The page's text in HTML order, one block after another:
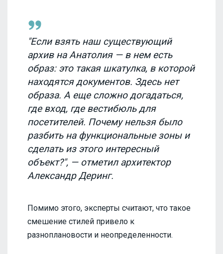
"Если взять наш существующий
архив на Анатолия — в нем есть
образ: это такая шкатулка, в которой
находятся документов. Здесь нет
образа. А еще сложно догадаться,
где вход, где вестибюль для
посетителей. Почему нельзя было
разбить на функциональные зоны и
сделать из этого интересный
объект?", — отметил архитектор
Александр Деринг.
Помимо этого, эксперты считают, что такое
смешение стилей привело к
разноплановости и неопределенности.